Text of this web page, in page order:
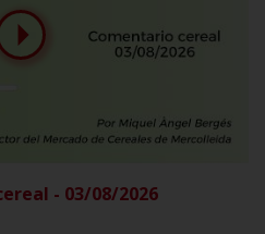
- 03/08/2026